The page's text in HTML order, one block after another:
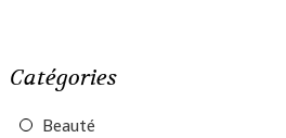
Catégories
Beauté